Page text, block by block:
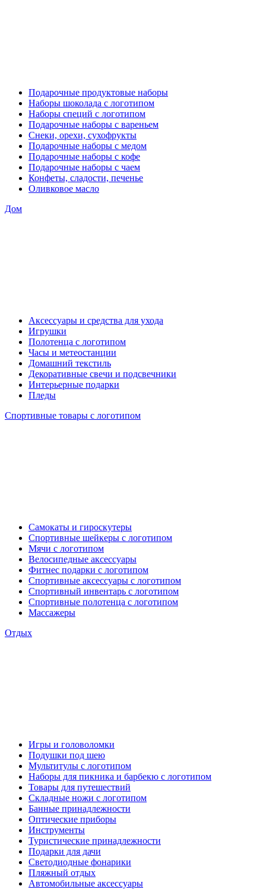
Подарочные продуктовые наборы
Наборы шоколада с логотипом
Наборы специй с логотипом
Подарочные наборы с вареньем
Снеки, орехи, сухофрукты
Подарочные наборы с медом
Подарочные наборы с кофе
Подарочные наборы с чаем
Конфеты, сладости, печенье
Оливковое масло
Дом
Аксессуары и средства для ухода
Игрушки
Полотенца с логотипом
Часы и метеостанции
Домашний текстиль
Декоративные свечи и подсвечники
Интерьерные подарки
Пледы
Спортивные товары с логотипом
Самокаты и гироскутеры
Спортивные шейкеры с логотипом
Мячи с логотипом
Велосипедные аксессуары
Фитнес подарки с логотипом
Спортивные аксессуары с логотипом
Спортивный инвентарь с логотипом
Спортивные полотенца с логотипом
Массажеры
Отдых
Игры и головоломки
Подушки под шею
Мультитулы с логотипом
Наборы для пикника и барбекю с логотипом
Товары для путешествий
Складные ножи с логотипом
Банные принадлежности
Оптические приборы
Инструменты
Туристические принадлежности
Подарки для дачи
Светодиодные фонарики
Пляжный отдых
Автомобильные аксессуары